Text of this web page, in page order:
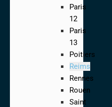
Paris
12
Paris
13
Poitiers
Reims
Rennes
Rouen
Saint